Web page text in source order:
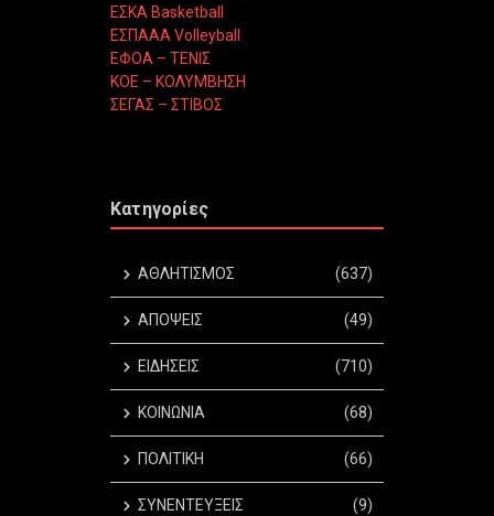
ΕΣΚΑ Basketball
ΕΣΠΑΑΑ Volleyball
ΕΦΟΑ – ΤΕΝΙΣ
ΚΟΕ – ΚΟΛΥΜΒΗΣΗ
ΣΕΓΑΣ – ΣΤΙΒΟΣ
Κατηγορίες
ΑΘΛΗΤΙΣΜΟΣ (637)
ΑΠΟΨΕΙΣ (49)
ΕΙΔΗΣΕΙΣ (710)
ΚΟΙΝΩΝΙΑ (68)
ΠΟΛΙΤΙΚΗ (66)
ΣΥΝΕΝΤΕΥΞΕΙΣ (9)